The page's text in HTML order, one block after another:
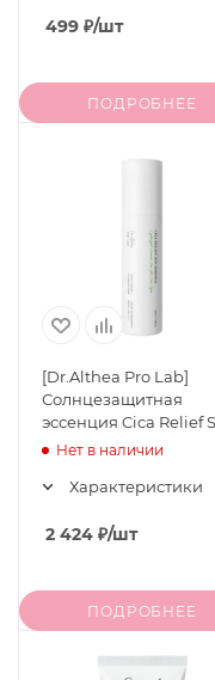
499 ₽/шт
ПОДРОБНЕЕ
[Dr.Althea Pro Lab]
Солнцезащитная
эссенция Cica Relief
Essence SPF 50+, PA
Нет в наличии
Характеристики
2 424 ₽/шт
ПОДРОБНЕЕ